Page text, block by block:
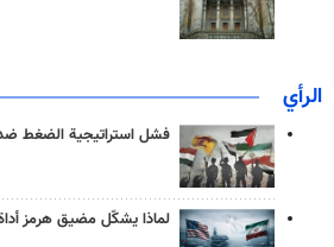
الرأي
فشل استراتيجية الضغط
لماذا يشكّل مضيق هرمز أداة